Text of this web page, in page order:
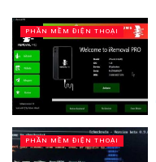
PHẦN MỀM ĐIỆN THOẠI
PHẦN MỀM ĐIỆN THOẠI